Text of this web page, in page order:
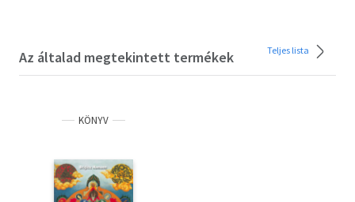
Az általad megtekintett termékek Teljes lista
KÖNYV